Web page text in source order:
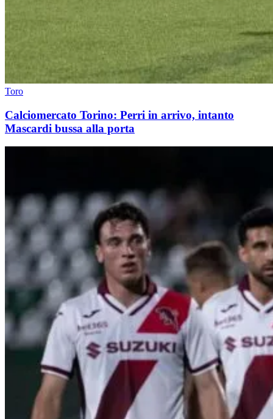
Toro
Calciomercato Torino: Perri in arrivo, intanto
Mascardi bussa alla porta